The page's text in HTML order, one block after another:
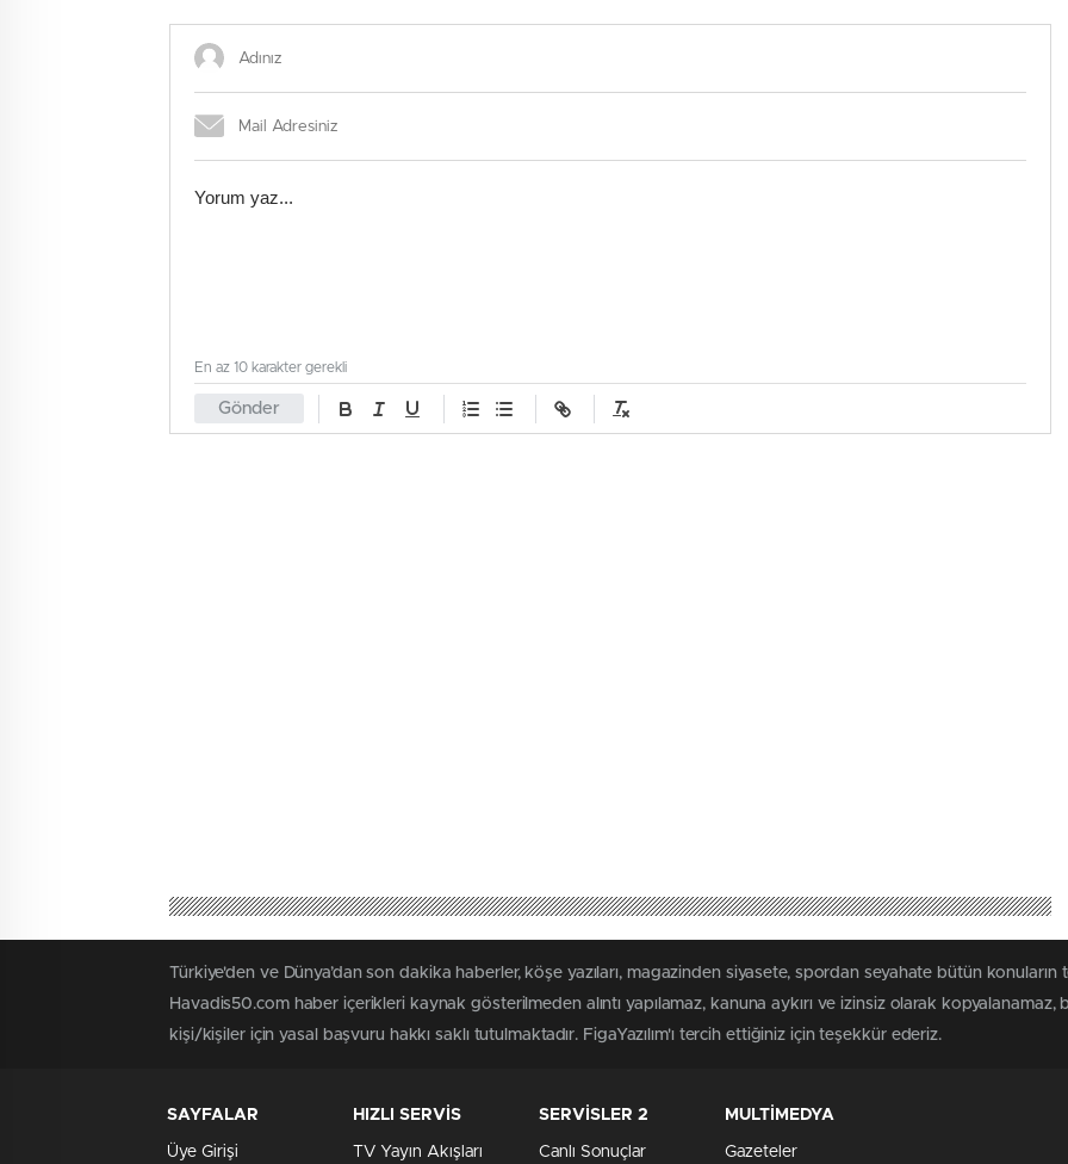
Gönder
En az 10 karakter gerekli
Türkiye'den ve Dünya’dan son dakika haberler, köşe yazıları, magazinden siyasete, spordan seyahate bütün konuların
Havadis50.com haber içerikleri kaynak gösterilmeden alıntı yapılamaz, kanuna aykırı ve izinsiz olarak kopyalanamaz,
kişi/kişiler için yasal başvuru hakkı saklı tutulmaktadır. FigaYazılım'ı tercih ettiğiniz için teşekkür ederiz.
SAYFALAR
Üye Girişi
HIZLI SERVİS
TV Yayın Akışları
SERVİSLER 2
Canlı Sonuçlar
MULTİMEDYA
Gazeteler